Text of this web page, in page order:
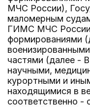
МЧС России),
маломерным
ГИМС МЧС
формированиями
частями (далее -
научными,
курортными и
находящимися в
соответственно -